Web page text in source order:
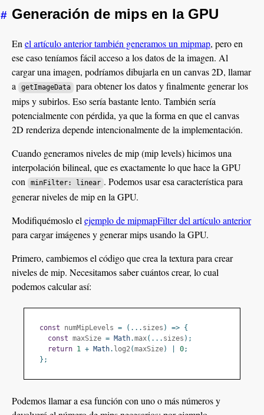
# Generación de mips en la GPU
Enel artículo anterior también generamos un mipmap, pero en
ese caso teníamos fácil acceso a los datos de la imagen. Al
cargar una imagen, podríamos dibujarla en un canvas 2D, llamar
a
getImageData para obtener los datos y finalmente generar los
mips y subirlos. Eso sería bastante lento. También sería
potencialmente con pérdida, ya que la forma en que el canvas
2D renderiza depende intencionalmente de la implementación.
Cuando generamos niveles de mip (mip levels) hicimos una
interpolación bilineal, que es exactamente lo que hace la GPU
con
minFilter: linear . Podemos usar esa característica para
generar niveles de mip en la GPU.
Modifiquémoslo elejemplo de mipmapFilter del artículo anterior
para cargar imágenes y generar mips usando la GPU.
Primero, cambiemos el código que crea la textura para crear
niveles de mip. Necesitamos saber cuántos crear, lo cual
podemos calcular así:
const numMipLevels = (... sizes ) => {
const maxSize = Math.max(... sizes );
return 1 + Math. log2(maxSize) 0;
};
Podemos llamar a esa función con uno o más números y